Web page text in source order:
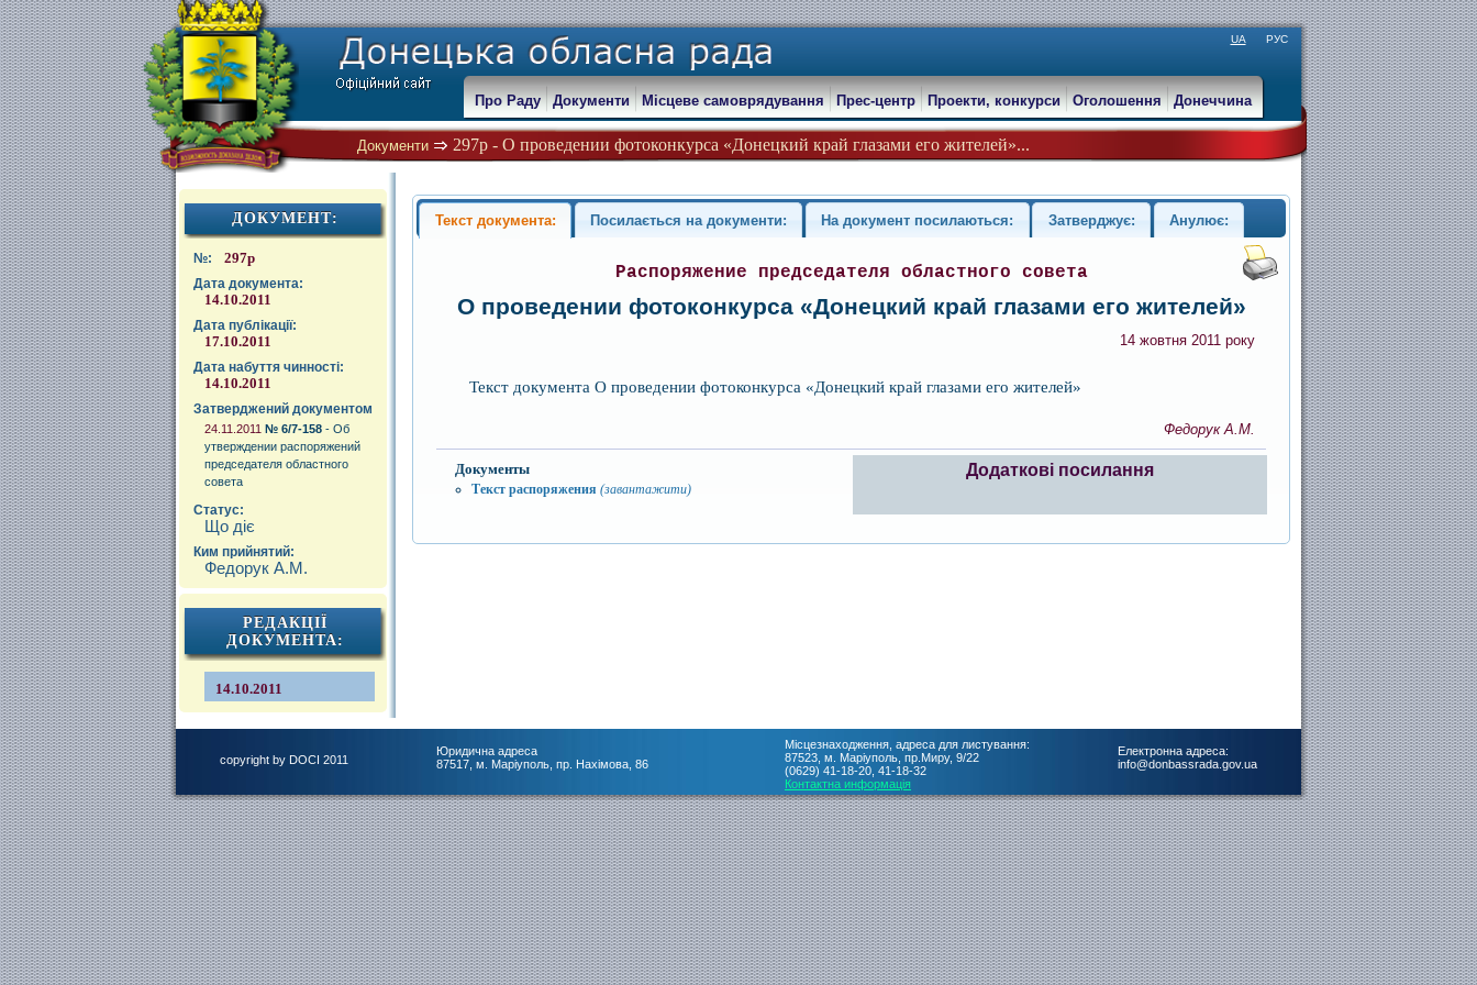
UA РУС
Документи 297р - О проведении фотоконкурса «Донецкий край глазами его жителей»...
Про Раду Документи Місцеве самоврядування Прес-центр Проекти, конкурси Оголошення Донеччина
ДОКУМЕНТ:
№: 297р
Дата документа:
14.10.2011
Дата публікації:
17.10.2011
Дата набуття чинності:
14.10.2011
Затверджений документом
24.11.2011 № 6/7-158 - Об
утверждении распоряжений
председателя областного
совета
Статус:
Що діє
Ким прийнятий:
Федорук А.М.
РЕДАКЦІЇ
ДОКУМЕНТА:
14.10.2011
Текст документа: Посилається на документи: На документ посилаються: Затверджує: Анулює:
Распоряжение председателя областного совета
О проведении фотоконкурса «Донецкий край глазами его жителей»
14 жовтня 2011 року
Текст документа О проведении фотоконкурса «Донецкий край глазами его жителей»
Федорук А.М.
Документы
Текст распоряжения (завантажити)
Додаткові посилання
copyright by DOCI 2011
Юридична адреса
87517, м. Маріуполь, пр. Нахімова, 86
Електронна адреса:
info@donbassrada.gov.ua
Місцезнаходження, адреса для листування:
87523, м. Маріуполь, пр.Миру, 9/22
(0629) 41-18-20, 41-18-32
Контактна информація